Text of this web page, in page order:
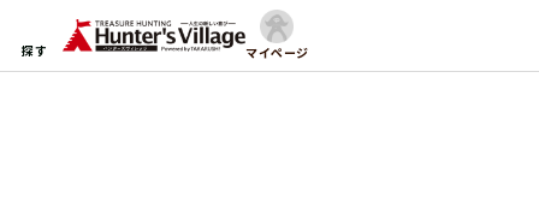
探す マイページ